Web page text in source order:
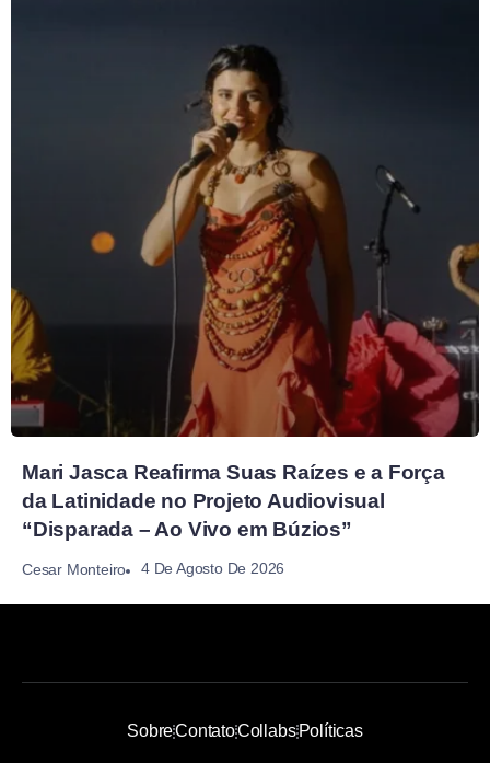
Mari Jasca Reafirma Suas Raízes e a Força
da Latinidade no Projeto Audiovisual
“Disparada – Ao Vivo em Búzios”
Cesar Monteiro 4 De Agosto De 2026
SobreContatoCollabsPolíticas